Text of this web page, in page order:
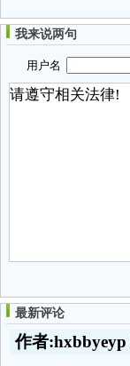
我来说两句
用户名
最新评论
作者:hxbbyeyp